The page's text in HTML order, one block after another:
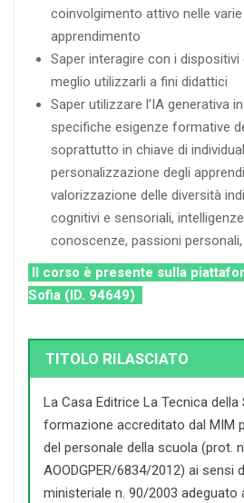
coinvolgimento attivo nelle
apprendimento
Saper interagire con i dispositivi
meglio utilizzarli a fini didattici
Saper utilizzare l’IA generativa
specifiche esigenze formative
soprattutto in chiave di
personalizzazione degli
valorizzazione delle diversità
cognitivi e sensoriali,
conoscenze, passioni
Il corso è presente sulla
Sofia (ID. 94649)
TITOLO RILASCIATO
La Casa Editrice La Tecnica della
formazione accreditato dal MIM
del personale della scuola (prot.
AOODGPER/6834/2012) ai sensi
ministeriale n. 90/2003 adeguato